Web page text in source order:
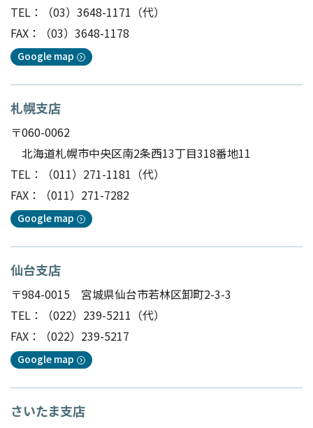
TEL：
（03）3648-1171 （代）
FAX：（03）3648-1178
Google map
札幌支店
〒060-0062
北海道札幌市中央区南2条西13丁目318番地11
TEL：
（011）271-1181 （代）
FAX：（011）271-7282
Google map
仙台支店
〒984-0015 宮城県仙台市若林区卸町2-3-3
TEL：
（022）239-5211 （代）
FAX：（022）239-5217
Google map
さいたま支店